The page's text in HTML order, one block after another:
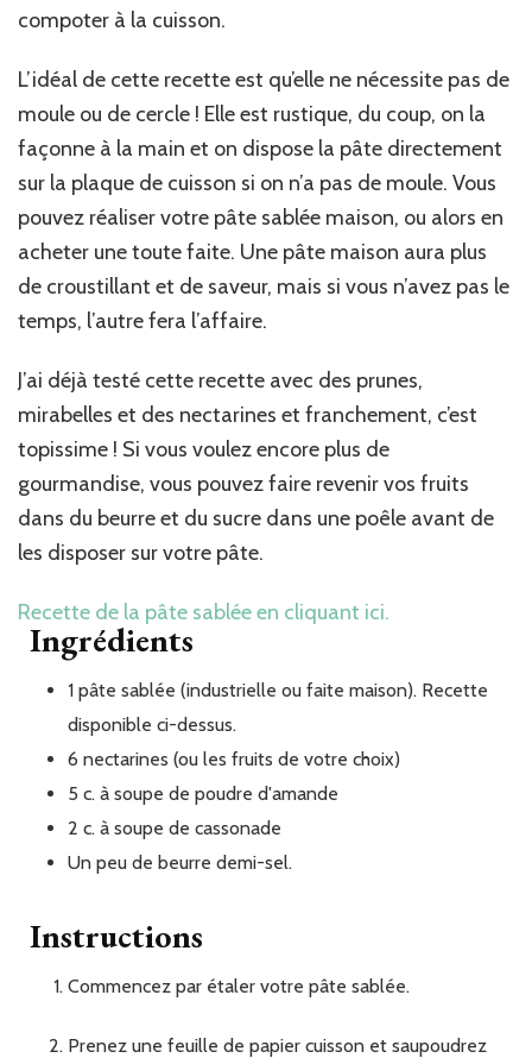
compoter à la cuisson.
L’idéal de cette recette est qu’elle ne nécessite pas de
moule ou de cercle ! Elle est rustique, du coup, on la
façonne à la main et on dispose la pâte directement
sur la plaque de cuisson si on n’a pas de moule. Vous
pouvez réaliser votre pâte sablée maison, ou alors en
acheter une toute faite. Une pâte maison aura plus
de croustillant et de saveur, mais si vous n’avez pas le
temps, l’autre fera l’affaire.
J’ai déjà testé cette recette avec des prunes,
mirabelles et des nectarines et franchement, c’est
topissime ! Si vous voulez encore plus de
gourmandise, vous pouvez faire revenir vos fruits
dans du beurre et du sucre dans une poêle avant de
les disposer sur votre pâte.
Recette de la pâte sablée en cliquant ici.
Ingrédients
1 pâte sablée (industrielle ou faite maison). Recette
disponible ci-dessus.
6 nectarines (ou les fruits de votre choix)
5 c. à soupe de poudre d'amande
2 c. à soupe de cassonade
Un peu de beurre demi-sel.
Instructions
Commencez par étaler votre pâte sablée.
Prenez une feuille de papier cuisson et saupoudrez